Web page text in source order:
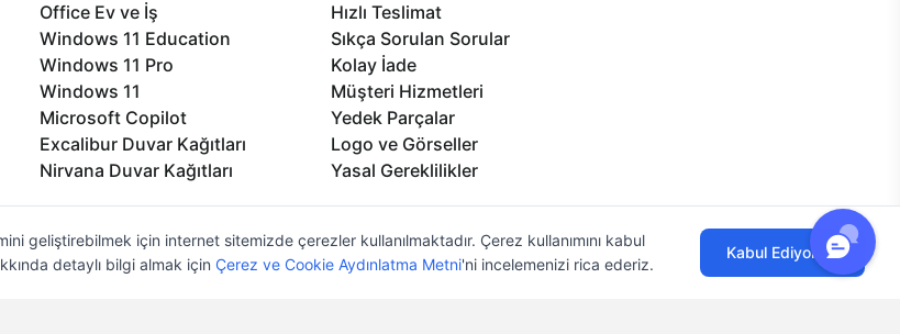
Office Ev ve İş
Windows 11 Education
Windows 11 Pro
Windows 11
Microsoft Copilot
Excalibur Duvar Kağıtları
Nirvana Duvar Kağıtları
Hızlı Teslimat
Sıkça Sorulan Sorular
Kolay İade
Müşteri Hizmetleri
Yedek Parçalar
Logo ve Görseller
Yasal Gereklilikler
geliştirebilmek için internet sitemizde çerezler kullanılmaktadır. Çerez kullanımını kabul
detaylı bilgi almak için Çerez ve Cookie Aydınlatma Metni'ni incelemenizi rica ederiz.
Kabul Ediyorum